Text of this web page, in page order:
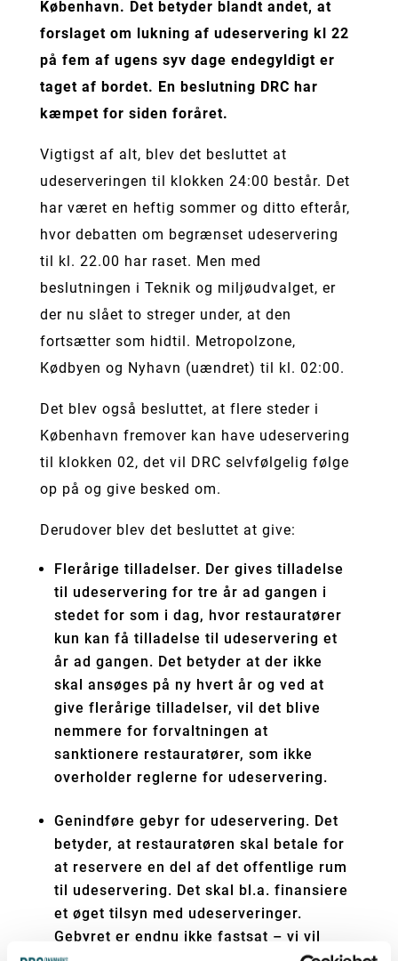
København. Det betyder blandt andet, at
forslaget om lukning af udeservering kl 22
på fem af ugens syv dage endegyldigt er
taget af bordet. En beslutning DRC har
kæmpet for siden foråret.
Vigtigst af alt, blev det besluttet at
udeserveringen til klokken 24:00 består. Det
har været en heftig sommer og ditto efterår,
hvor debatten om begrænset udeservering
til kl. 22.00 har raset. Men med
beslutningen i Teknik og miljøudvalget, er
der nu slået to streger under, at den
fortsætter som hidtil. Metropolzone,
Kødbyen og Nyhavn (uændret) til kl. 02:00.
Det blev også besluttet, at flere steder i
København fremover kan have udeservering
til klokken 02, det vil DRC selvfølgelig følge
op på og give besked om.
Derudover blev det besluttet at give:
Flerårige tilladelser. Der gives tilladelse
til udeservering for tre år ad gangen i
stedet for som i dag, hvor restauratører
kun kan få tilladelse til udeservering et
år ad gangen. Det betyder at der ikke
skal ansøges på ny hvert år og ved at
give flerårige tilladelser, vil det blive
nemmere for forvaltningen at
sanktionere restauratører, som ikke
overholder reglerne for udeservering.
Genindføre gebyr for udeservering. Det
betyder, at restauratøren skal betale for
at reservere en del af det offentlige rum
til udeservering. Det skal bl.a. finansiere
et øget tilsyn med udeserveringer.
Gebyret er endnu ikke fastsat – vi vil